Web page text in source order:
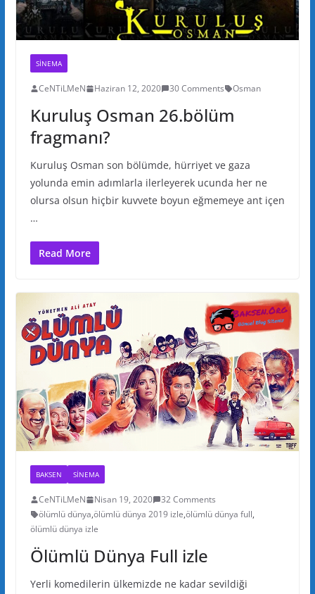
SINEMA
CeNTiLMeN Haziran 12, 2020 30 Comments Osman
Kuruluş Osman 26.bölüm
fragmanı?
Kuruluş Osman son bölümde, hürriyet ve gaza
yolunda emin adımlarla ilerleyerek ucunda her ne
olursa olsun hiçbir kuvvete boyun eğmemeye ant içen
…
Read More
BAKSEN SINEMA
CeNTiLMeN Nisan 19, 2020
32 Comments
ölümlü dünya,ölümlü dünya 2019 izle,ölümlü dünya full,
ölümlü dünya izle
Ölümlü Dünya Full izle
Yerli komedilerin ülkemizde ne kadar sevildiği